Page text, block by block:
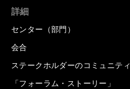
詳細
センター（部門）
会合
ステークホルダーのコミュニティ
「フォーラム・ストーリー」